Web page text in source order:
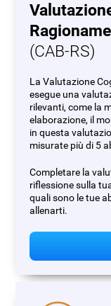
(CAB-RS)
La Valutazione
esegue una
rilevanti, come la
elaborazione, il
in questa
misurate più di 5
Completare la
riflessione sulla
quali sono le tue
allenarti.